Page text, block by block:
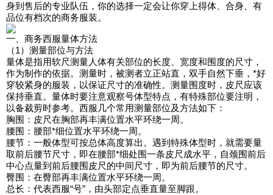
身到售后的专业队伍，你的选择一定会让你穿上得体、合身、有
品位有档次的商务服装。
一、商务西服量体方法
（1）测量部位与方法
量体是指用软尺测量人体有关部位的长度、宽度和围度的尺寸，
作为制作的依据。测量时，被测者立正站直，双手自然下垂，*好
穿较紧身的服装，以保证尺寸的准确性。测量围度时，皮尺应该
保持垂直。量体时要注意观察号体型特点，有特殊部位要注明，
以备裁剪时参考。西服几个常用测量部位及方法如下：
胸围：皮尺在胸部再丰满位置水平环绕一周。
腰围：腰部*细位置水平环绕一周。
腰节：一般体型可按总体高度算出。遇到特殊体型时，就需要量
取前后腰节尺寸，即在腰部*细处围一条皮尺成水平，自颈围前后
中心点量到前后腰围皮尺的中间尺寸，即为前后腰节的尺寸。
臀围：在臀部再丰满位置水平环绕一周。
总长：代表西服“号”，由头部定点垂直量至脚跟。